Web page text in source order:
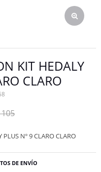
KIT HEDALY
CLARO
105
Nº 9 CLARO CLARO
DE ENVÍO